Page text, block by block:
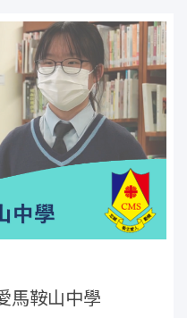
馬鞍山中學